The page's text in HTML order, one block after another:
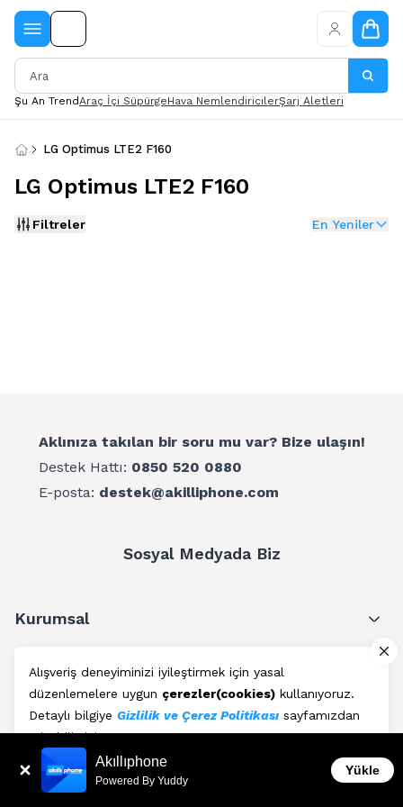
Alışveriş deneyiminizi iyileştirmek için yasal
düzenlemelere uygun çerezler(cookies) kullanıyoruz.
Detaylı bilgiye Gizlilik ve Çerez Politikası sayfamızdan
erişebilirsiniz.
Kabul Et
Şu An TrendAraç İçi SüpürgeHava NemlendiricilerŞarj Aletleri
LG Optimus LTE2 F160
LG Optimus LTE2 F160
Filtreler En Yeniler
Aklınıza takılan bir soru mu var? Bize ulaşın!
Destek Hattı: 0850 520 0880
E-posta: destek@akilliphone.com
Sosyal Medyada Biz
Kurumsal
Müşteri Hizmetleri
Üyelik
Blog Akıllıphone
Powered By Yuddy
Yükle